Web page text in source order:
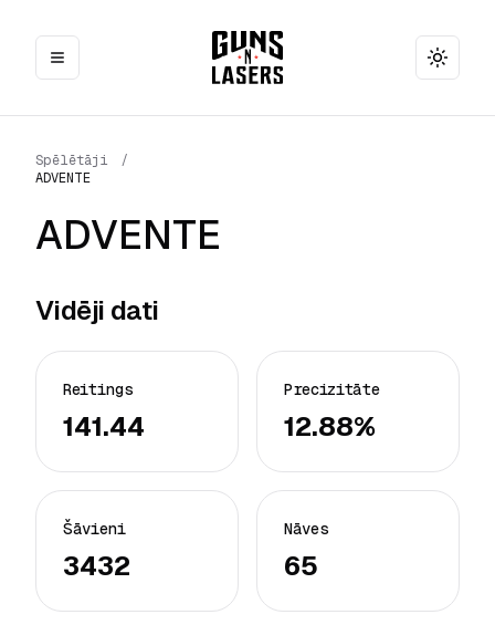
Toggle
Spēlētāji
/
ADVENTE
ADVENTE
Vidēji dati
Reitings
141.44
Precizitāte
12.88%
Šāvieni
3432
Nāves
65